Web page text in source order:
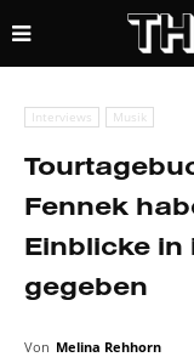
Interviews Musik
Fennek
Einblicke in
gegeben
Von Melina Rehhorn